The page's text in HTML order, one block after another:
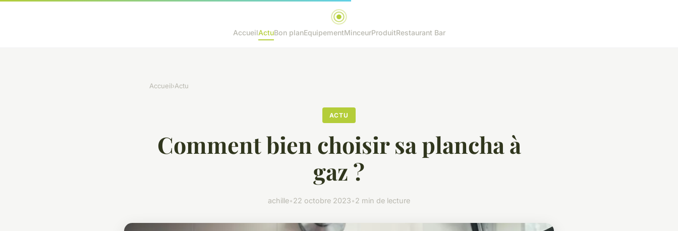
AccueilActuBon planEquipementMinceurProduitRestaurant Bar
Accueil›Actu
ACTU
Comment bien choisir sa plancha à
gaz ?
achille•22 octobre 2023•2 min de lecture